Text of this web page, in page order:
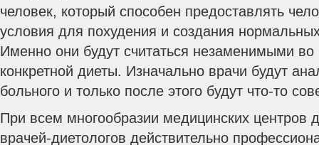
человек, который способен предоставлять
условия для похудения и создания
Именно они будут считаться незаменимыми
конкретной диеты. Изначально врачи будут
больного и только после этого будут что-то
При всем многообразии медицинских центров
врачей-диетологов действительно